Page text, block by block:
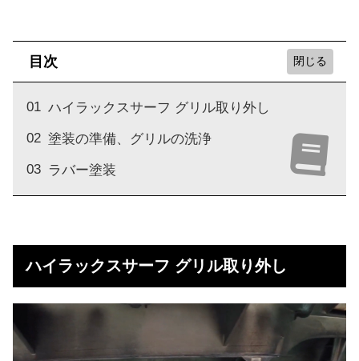
目次
ハイラックスサーフ グリル取り外し
塗装の準備、グリルの洗浄
ラバー塗装
ハイラックスサーフ グリル取り外し